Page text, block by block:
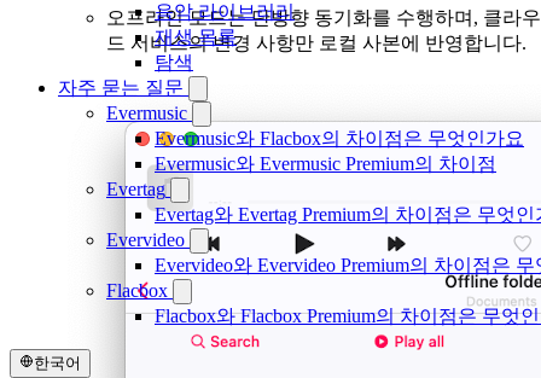
음악 라이브러리
재생 목록
탐색
자주 묻는 질문
Evermusic
Evermusic와 Flacbox의 차이점은 무엇인가요
Evermusic와 Evermusic Premium의 차이점
Evertag
Evertag와 Evertag Premium의 차이점은 무엇인
Evervideo
Evervideo와 Evervideo Premium의 차이점은
Flacbox
Flacbox와 Flacbox Premium의 차이점은 무엇
한국어
오프라인 모드는 단방향 동기화를 수행하며, 클라우
드 서비스의 변경 사항만 로컬 사본에 반영합니다.